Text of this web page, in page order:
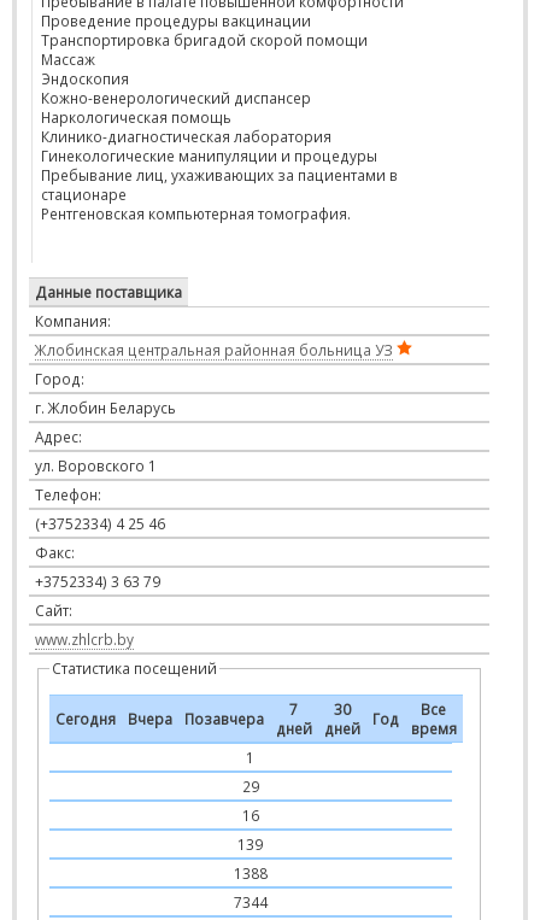
Проведение процедуры вакцинации
Транспортировка бригадой скорой помощи
Массаж
Эндоскопия
Кожно-венерологический диспансер
Наркологическая помощь
Клинико-диагностическая лаборатория
Гинекологические манипуляции и процедуры
Пребывание лиц, ухаживающих за пациентами в
стационаре
Рентгеновская компьютерная томография.
Данные поставщика
Компания:
Жлобинская центральная районная больница УЗ
Город:
г. Жлобин Беларусь
Адрес:
ул. Воровского 1
Телефон:
(+3752334) 4 25 46
Факс:
+3752334) 3 63 79
Сайт:
www.zhlcrb.by
Статистика посещений
Сегодня Вчера Позавчера
7
дней
30
дней
Год
Все
время
1
29
16
139
1388
7344